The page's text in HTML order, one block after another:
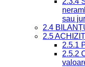
sau
2.4
2.5
2.5.1
2.5.2